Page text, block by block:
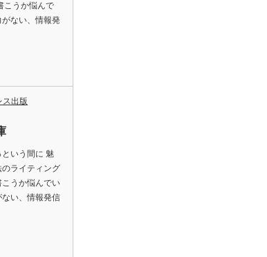
こうか悩んで
ない、情報発
ス出版
いう間に 魅
ライティング
うか悩んでい
い、情報発信